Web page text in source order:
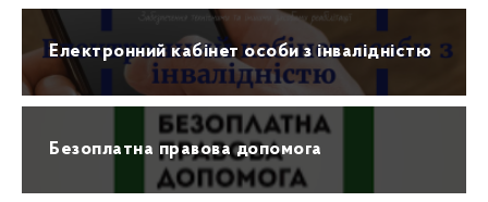
Електронний кабінет особи з інвалідністю
Безоплатна правова допомога